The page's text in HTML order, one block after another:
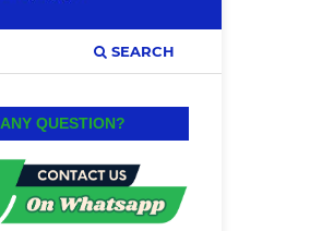
SEARCH
ANY QUESTION?